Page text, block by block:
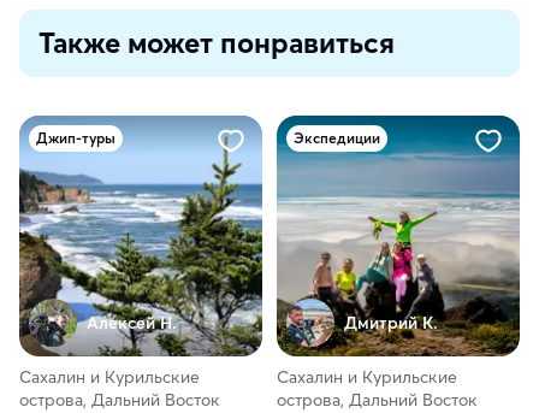
Также может понравиться
Джип-туры
Алексей Н.
Сахалин и Курильские
острова, Дальний Восток
Экспедиции
Дмитрий К.
Сахалин и Курильские
острова, Дальний Восток